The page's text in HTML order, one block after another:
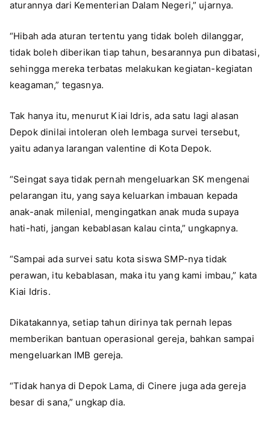
aturannya dari Kementerian Dalam Negeri,” ujarnya.
“Hibah ada aturan tertentu yang tidak boleh dilanggar,
tidak boleh diberikan tiap tahun, besarannya pun dibatasi,
sehingga mereka terbatas melakukan kegiatan-kegiatan
keagaman,” tegasnya.
Tak hanya itu, menurut Kiai Idris, ada satu lagi alasan
Depok dinilai intoleran oleh lembaga survei tersebut,
yaitu adanya larangan valentine di Kota Depok.
“Seingat saya tidak pernah mengeluarkan SK mengenai
pelarangan itu, yang saya keluarkan imbauan kepada
anak-anak milenial, mengingatkan anak muda supaya
hati-hati, jangan kebablasan kalau cinta,” ungkapnya.
“Sampai ada survei satu kota siswa SMP-nya tidak
perawan, itu kebablasan, maka itu yang kami imbau,” kata
Kiai Idris.
Dikatakannya, setiap tahun dirinya tak pernah lepas
memberikan bantuan operasional gereja, bahkan sampai
mengeluarkan IMB gereja.
“Tidak hanya di Depok Lama, di Cinere juga ada gereja
besar di sana,” ungkap dia.